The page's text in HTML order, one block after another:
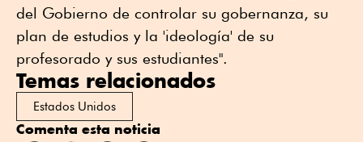
del Gobierno de controlar su gobernanza, su
plan de estudios y la 'ideología' de su
profesorado y sus estudiantes".
Temas relacionados
Estados Unidos
Comenta esta noticia